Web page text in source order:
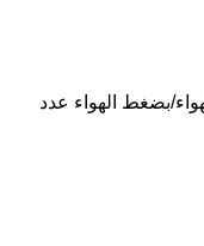
بضغط الهواء عدد